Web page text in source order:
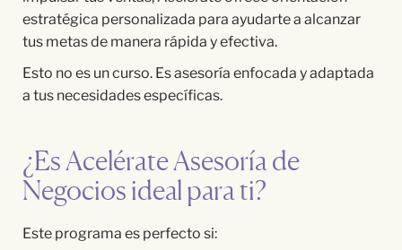
estratégica personalizada para ayudarte a alcanzar
tus metas de manera rápida y efectiva.
Esto no es un curso. Es asesoría enfocada y adaptada
a tus necesidades específicas.
¿Es Acelérate Asesoría de
Negocios ideal para ti?
Este programa es perfecto si: